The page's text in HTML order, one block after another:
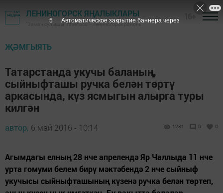
ЛЕНИНОГОРСК ЯҢАЛЫКЛАРЫ
"Заман сулышы" газетасы - Лениногорск районы
ҖӘМГЫЯТЬ
Татарстанда укучы баланың,
сыйныфташы ручка белән төртү
аркасында, күз ясмыгын алырга туры
килгән
автор, 6 май 2016 - 10:14 1281 0 0
Агымдагы елның 28 нче апрелендә Яр Чаллыда 11 нче
урта гомуми белем бирү мәктәбендә 2 нче сыйныф
укучысы сыйныфташының күзенә ручка белән төртеп,
4 Автоматическое закрытие баннера через